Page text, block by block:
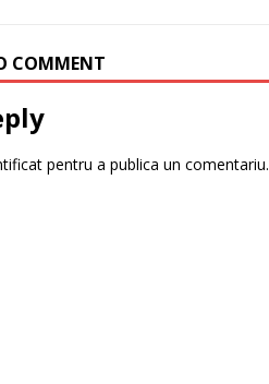
COMMENT
pentru a publica un comentariu.